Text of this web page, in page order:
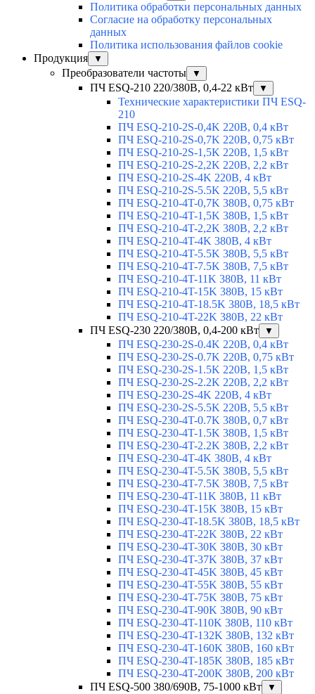
Политика обработки персональных данных
Согласие на обработку персональных
данных
Политика использования файлов cookie
Продукция
▼
Преобразователи частоты ▼
ПЧ ESQ-210 220/380В, 0,4-22 кВт ▼
Технические характеристики ПЧ ESQ-
210
ПЧ ESQ-210-2S-0,4K 220В, 0,4 кВт
ПЧ ESQ-210-2S-0,7K 220В, 0,75 кВт
ПЧ ESQ-210-2S-1,5K 220В, 1,5 кВт
ПЧ ESQ-210-2S-2,2K 220В, 2,2 кВт
ПЧ ESQ-210-2S-4K 220В, 4 кВт
ПЧ ESQ-210-2S-5.5K 220В, 5,5 кВт
ПЧ ESQ-210-4T-0,7K 380В, 0,75 кВт
ПЧ ESQ-210-4T-1,5K 380В, 1,5 кВт
ПЧ ESQ-210-4T-2,2K 380В, 2,2 кВт
ПЧ ESQ-210-4T-4K 380В, 4 кВт
ПЧ ESQ-210-4T-5.5K 380В, 5,5 кВт
ПЧ ESQ-210-4T-7.5K 380В, 7,5 кВт
ПЧ ESQ-210-4T-11K 380В, 11 кВт
ПЧ ESQ-210-4T-15K 380В, 15 кВт
ПЧ ESQ-210-4T-18.5K 380В, 18,5 кВт
ПЧ ESQ-210-4T-22K 380В, 22 кВт
ПЧ ESQ-230 220/380В, 0,4-200 кВт
▼
ПЧ ESQ-230-2S-0.4K 220В, 0,4 кВт
ПЧ ESQ-230-2S-0.7K 220В, 0,75 кВт
ПЧ ESQ-230-2S-1.5K 220В, 1,5 кВт
ПЧ ESQ-230-2S-2.2K 220В, 2,2 кВт
ПЧ ESQ-230-2S-4K 220В, 4 кВт
ПЧ ESQ-230-2S-5.5K 220В, 5,5 кВт
ПЧ ESQ-230-4T-0.7K 380В, 0,7 кВт
ПЧ ESQ-230-4T-1.5K 380В, 1,5 кВт
ПЧ ESQ-230-4T-2.2K 380В, 2,2 кВт
ПЧ ESQ-230-4T-4K 380В, 4 кВт
ПЧ ESQ-230-4T-5.5K 380В, 5,5 кВт
ПЧ ESQ-230-4T-7.5K 380В, 7,5 кВт
ПЧ ESQ-230-4T-11K 380В, 11 кВт
ПЧ ESQ-230-4T-15K 380В, 15 кВт
ПЧ ESQ-230-4T-18.5K 380В, 18,5 кВт
ПЧ ESQ-230-4T-22K 380В, 22 кВт
ПЧ ESQ-230-4T-30K 380В, 30 кВт
ПЧ ESQ-230-4T-37K 380В, 37 кВт
ПЧ ESQ-230-4T-45K 380В, 45 кВт
ПЧ ESQ-230-4T-55K 380В, 55 кВт
ПЧ ESQ-230-4T-75K 380В, 75 кВт
ПЧ ESQ-230-4T-90K 380В, 90 кВт
ПЧ ESQ-230-4T-110K 380В, 110 кВт
ПЧ ESQ-230-4T-132K 380В, 132 кВт
ПЧ ESQ-230-4T-160K 380В, 160 кВт
ПЧ ESQ-230-4T-185K 380В, 185 кВт
ПЧ ESQ-230-4T-200K 380В, 200 кВт
ПЧ ESQ-500 380/690В, 75-1000 кВт
▼